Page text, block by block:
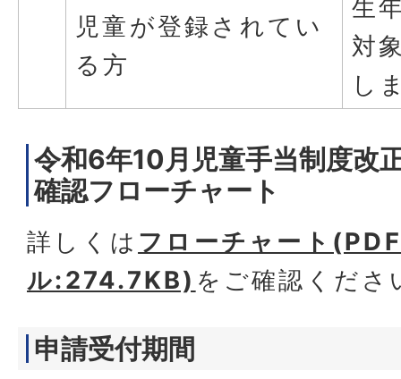
児童が登録されてい
る方
生
対
し
令和6年10月児童手当制度改
確認フローチャート
詳しくは フローチャート
ル:274.7KB) をご確認くださ
申請受付期間